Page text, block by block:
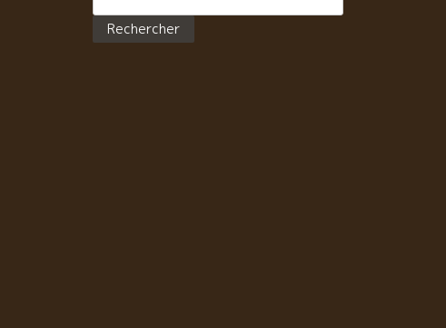
でいる。素晴らしいことだ。将来が楽しみで、嬉しいか
ぎりである。